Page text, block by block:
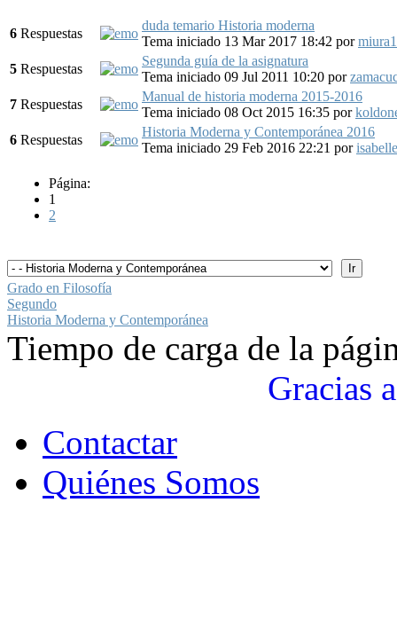
6 Respuestas
duda temario Historia moderna
Tema iniciado 13 Mar 2017 18:42 por
5 Respuestas
Segunda guía de la asignatura
Tema iniciado 09 Jul 2011 10:20 por
7 Respuestas
Manual de historia moderna 2015-2016
Tema iniciado 08 Oct 2015 16:35 por
6 Respuestas
Historia Moderna y Contemporánea 2016
Tema iniciado 29 Feb 2016 22:21 porisabelle
Página:
1
2
Grado en Filosofía
Segundo
Historia Moderna y Contemporánea
Tiempo de carga de la
Gracias a
Contactar
Quiénes Somos